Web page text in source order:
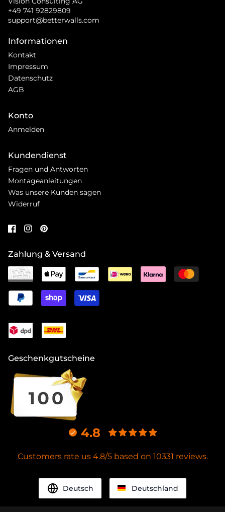
+49 741 92829809
support@betterwalls.com
Informationen
Kontakt
Impressum
Datenschutz
AGB
Konto
Anmelden
Kundendienst
Fragen und Antworten
Montageanleitungen
Was unsere Kunden sagen
Widerruf
Zahlung & Versand
Geschenkgutscheine
4.8
Customers rate us 4.8/5 based on 10331 reviews.
Deutsch Deutschland